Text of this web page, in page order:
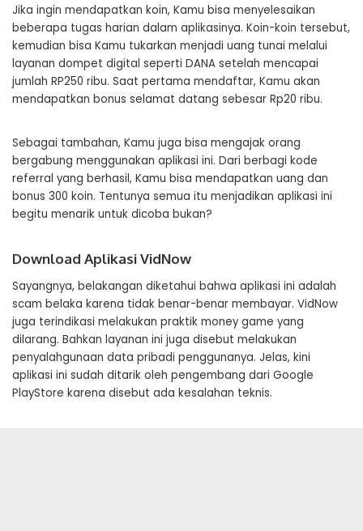
Jika ingin mendapatkan koin, Kamu bisa menyelesaikan
beberapa tugas harian dalam aplikasinya. Koin-koin tersebut,
kemudian bisa Kamu tukarkan menjadi uang tunai melalui
layanan dompet digital seperti DANA setelah mencapai
jumlah RP250 ribu. Saat pertama mendaftar, Kamu akan
mendapatkan bonus selamat datang sebesar Rp20 ribu.
Sebagai tambahan, Kamu juga bisa mengajak orang
bergabung menggunakan aplikasi ini. Dari berbagi kode
referral yang berhasil, Kamu bisa mendapatkan uang dan
bonus 300 koin. Tentunya semua itu menjadikan aplikasi ini
begitu menarik untuk dicoba bukan?
Download Aplikasi VidNow
Sayangnya, belakangan diketahui bahwa aplikasi ini adalah
scam belaka karena tidak benar-benar membayar. VidNow
juga terindikasi melakukan praktik money game yang
dilarang. Bahkan layanan ini juga disebut melakukan
penyalahgunaan data pribadi penggunanya. Jelas, kini
aplikasi ini sudah ditarik oleh pengembang dari Google
PlayStore karena disebut ada kesalahan teknis.